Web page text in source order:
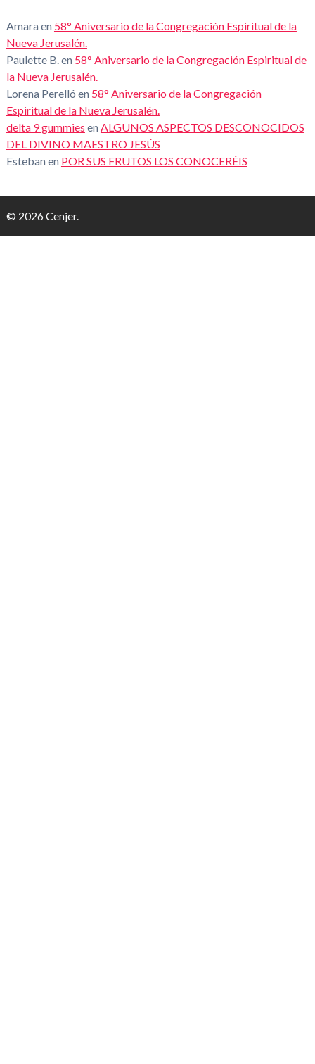
Amara en 58° Aniversario de la Congregación Espiritual de la
Nueva Jerusalén.
Paulette B. en 58° Aniversario de la Congregación Espiritual de
la Nueva Jerusalén.
Lorena Perelló en 58° Aniversario de la Congregación
Espiritual de la Nueva Jerusalén.
delta 9 gummies en ALGUNOS ASPECTOS DESCONOCIDOS
DEL DIVINO MAESTRO JESÚS
Esteban en POR SUS FRUTOS LOS CONOCERÉIS
© 2026 Cenjer.